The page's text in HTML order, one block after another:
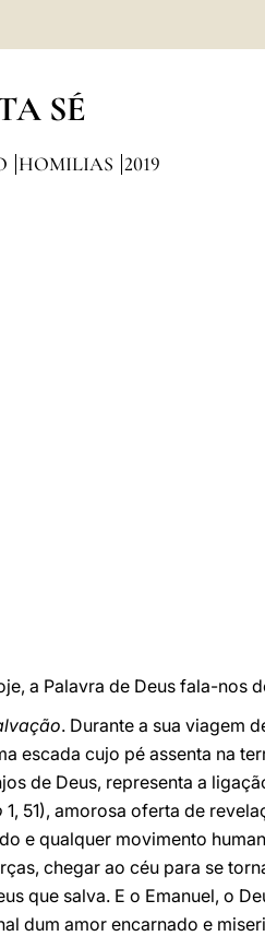
SÉ
HOMILIAS 2019
a Palavra de Deus fala-nos
. Durante a sua viagem
escada cujo pé assenta na
de Deus, representa a
1, 51), amorosa oferta de
e qualquer movimento
chegar ao céu para se
que salva. E o Emanuel, o
dum amor encarnado e